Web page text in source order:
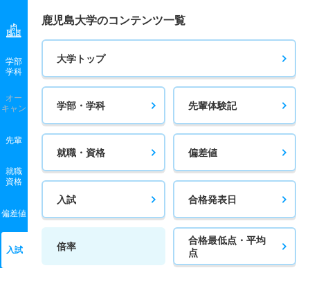
学部
学科
オー
キャン
先輩
就職
資格
偏差値
入試
鹿児島大学のコンテンツ一覧
大学トップ
学部・学科 先輩体験記
就職・資格 偏差値
入試 合格発表日
倍率
合格最低点・平均
点